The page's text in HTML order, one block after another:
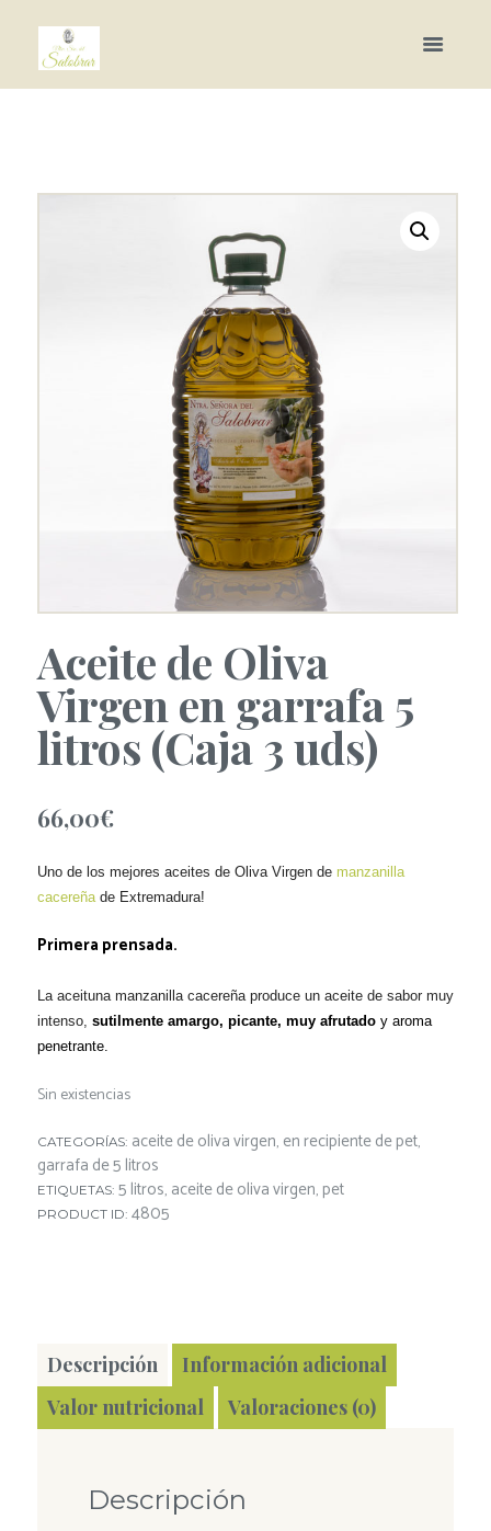
Aceite de Oliva
Virgen en garrafa 5
litros (Caja 3 uds)
66,00€
Uno de los mejores aceites de Oliva Virgen de manzanilla
cacereñade Extremadura!
Primera prensada.
a aceituna manzanilla cacereña produce un aceite de sabor muy
intenso, sutilmente amargo, picante, muy afrutado y aroma
penetrante.
Sin existencias
CATEGORÍAS: aceite de oliva virgen, en recipiente de pet,
garrafa de 5 litros
ETIQUETAS: 5 litros, aceite de oliva virgen, pet
PRODUCT ID: 4805
Descripción
Información adicional
Valor nutricional
Valoraciones (0)
Descripción